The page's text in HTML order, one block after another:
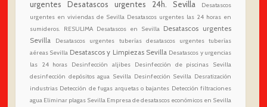
urgentes Desatascos urgentes 24h. Sevilla
Desatascos
urgentes en viviendas de Sevilla Desatascos urgentes las 24 horas en
sumideros. RESULIMA Desatascos en Sevilla Desatascos urgentes
Sevilla
Desatascos urgentes tuberías desatascos urgentes tuberías
aéreas Sevilla Desatascos y Limpiezas Sevilla Desatascos y urgencias
las 24 horas
Desinfección aljibes
Desinfección de piscinas Sevilla
desinfección depósitos agua Sevilla Desinfección Sevilla Desratización
industrias Detección de fugas arquetas o bajantes Detección filtraciones
agua Eliminar plagas Sevilla Empresa de desatascos económicos en Sevilla